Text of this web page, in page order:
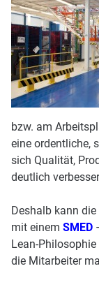
bzw. am
eine ordentliche,
sich Qualität,
deutlich
Deshalb kann
mit einem SMED
Lean-
die Mitarbeiter